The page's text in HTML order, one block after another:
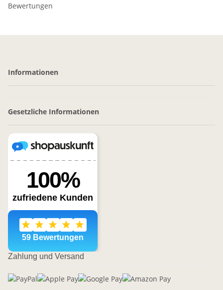
Bewertungen
Informationen
Gesetzliche Informationen
Zahlung und Versand